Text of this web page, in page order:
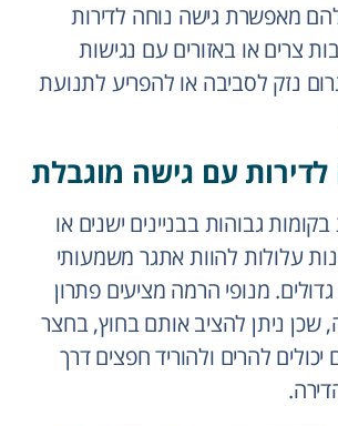
מאפשרת גישה נוחה לדירות
צרים או באזורים עם נגישות
נזק לסביבה או להפריע לתנועת
לדירות עם גישה מוגבלת
גבוהות בבניינים ישנים או
עלולות להוות אתגר משמעותי
מנופי הרמה מציעים פתרון
שכן ניתן להציב אותם בחוץ, בחצר
להרים ולהוריד חפצים דרך